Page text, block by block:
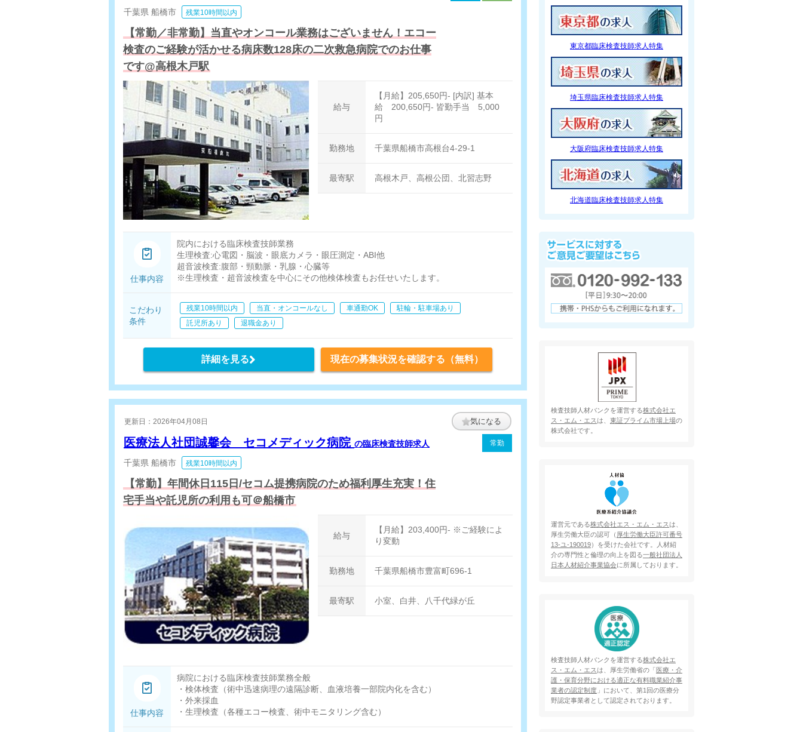
千葉県 船橋市 残業10時間以内
【常勤／非常勤】当直やオンコール業務はございません！エコー
検査のご経験が活かせる病床数128床の二次救急病院でのお仕事
です@高根木戸駅
給与
【月給】205,650円- [内訳] 基本
給 200,650円- 皆勤手当 5,000
円
勤務地 千葉県船橋市高根台4-29-1
最寄駅 高根木戸、高根公団、北習志野
仕事内容
院内における臨床検査技師業務
生理検査:心電図・脳波・眼底カメラ・眼圧測定・ABI他
超音波検査:腹部・頸動脈・乳腺・心臓等
※生理検査・超音波検査を中心にその他検体検査もお任せいたします。
こだわり
条件
残業10時間以内 当直・オンコールなし 車通勤OK
駐輪・駐車場あり
託児所あり
退職金あり
詳細を見る 現在の募集状況を確認する（無料）
更新日：2026年04月08日 気になる
医療法人社団誠馨会 セコメディック病院 の臨床検査技師求人 常勤
千葉県 船橋市 残業10時間以内
【常勤】年間休日115日/セコム提携病院のため福利厚生充実！住
宅手当や託児所の利用も可＠船橋市
給与
【月給】203,400円- ※ご経験によ
り変動
勤務地 千葉県船橋市豊富町696-1
最寄駅 小室、白井、八千代緑が丘
仕事内容
病院における臨床検査技師業務全般
・検体検査（術中迅速病理の遠隔診断、血液培養一部院内化を含む）
・外来採血
・生理検査（各種エコー検査、術中モニタリング含む）
東京都臨床検査技師求人特集
埼玉県臨床検査技師求人特集
大阪府臨床検査技師求人特集
北海道臨床検査技師求人特集
検査技師人材バンクを運営する株式会社エ
ス・エム・エスは、 東証プライム市場上場の
株式会社です。
運営元である株式会社エス・エム・エスは、
厚生労働大臣の認可（ 厚生労働大臣許可番号
13-ユ-190019）を受けた会社です。人材紹
介の専門性と倫理の向上を図る一般社団法人
日本人材紹介事業協会に所属しております。
検査技師人材バンクを運営する株式会社エ
ス・エム・エスは、厚生労働省の「 医療・介
護・保育分野における適正な有料職業紹介事
業者の認定制度」において、第1回の医療分
野認定事業者として認定されております。